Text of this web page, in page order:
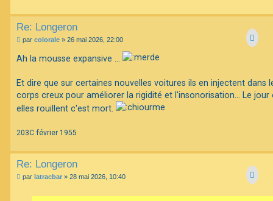
Re: Longeron
M
s
s
g
e
par colorale » 26 mai 2026, 22:00
Ah la mousse expansive ...
Et dire que sur certaines nouvelles voitures ils en injectent dans
corps creux pour améliorer la rigidité et l'insonorisation... Le jour
elles rouillent c'est mort.
203C février 1955
Re: Longeron
M
par latracbar » 28 mai 2026, 10:40